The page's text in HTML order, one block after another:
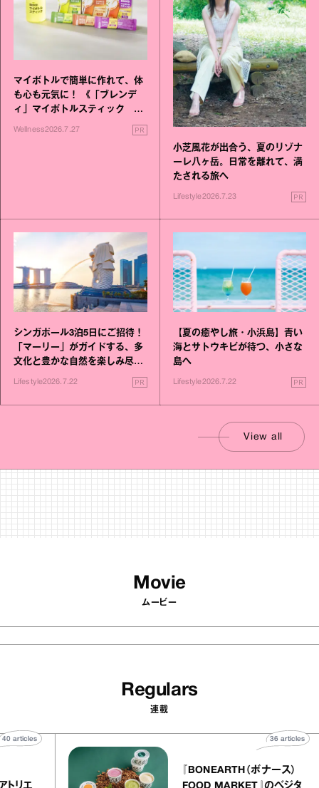
マイボトルで簡単に作れて、体
も心も元気に！ 《「ブレンデ
ィ」マイボトルスティック い
いこと毎日》シリーズが誕生
Wellness2026.7.27 PR
小芝風花が出合う、夏のリゾナ
ーレ八ヶ岳。日常を離れて、満
たされる旅へ
Lifestyle2026.7.23 PR
シンガポール3泊5日にご招待！
「マーリー」がガイドする、多
文化と豊かな自然を楽しみ尽く
Lifestyle2026.7.22 PR
【夏の癒やし旅・小浜島】青い
海とサトウキビが待つ、小さな
島へ
Lifestyle2026.7.22 PR
View all
Movie
ムービー
Regulars
連載
ー アトリエ
40articles
『BONEARTH（ボナース）
FOOD MARKET』のベジ
36